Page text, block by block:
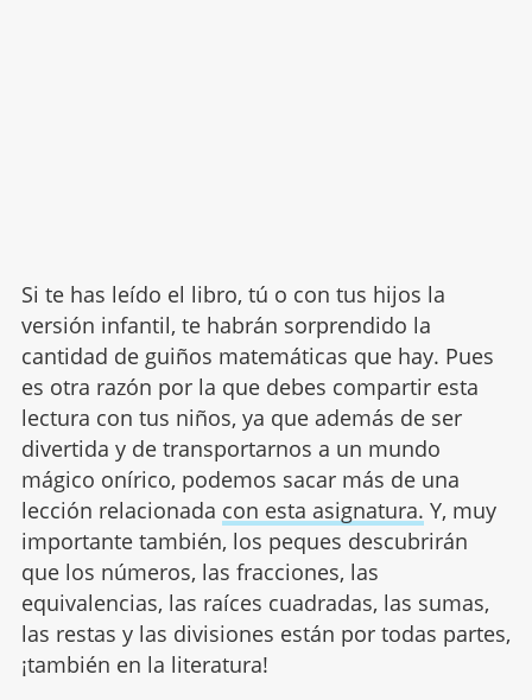
Si te has leído el libro, tú o con tus hijos la
versión infantil, te habrán sorprendido la
cantidad de guiños matemáticas que hay. Pues
es otra razón por la que debes compartir esta
lectura con tus niños, ya que además de ser
divertida y de transportarnos a un mundo
mágico onírico, podemos sacar más de una
lección relacionada con esta asignatura. Y, muy
importante también, los peques descubrirán
que los números, las fracciones, las
equivalencias, las raíces cuadradas, las sumas,
las restas y las divisiones están por todas partes,
¡también en la literatura!